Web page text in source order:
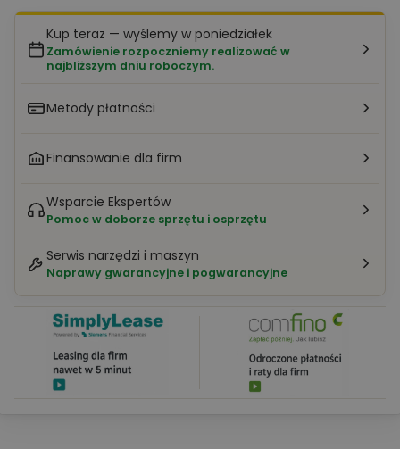
Kup teraz — wyślemy w poniedziałek
Zamówienie rozpoczniemy realizować w
najbliższym dniu roboczym.
Metody płatności
Finansowanie dla firm
Wsparcie Ekspertów
Pomoc w doborze sprzętu i osprzętu
Serwis narzędzi i maszyn
Naprawy gwarancyjne i pogwarancyjne